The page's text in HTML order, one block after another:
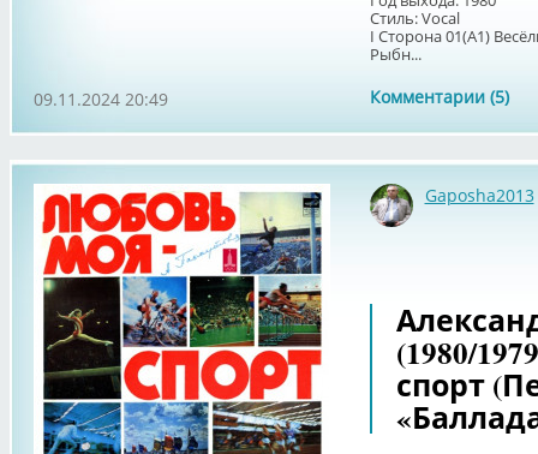
Стиль: Vocal
I Сторона 01(А1)
Рыбн...
Комментарии (5)
09.11.2024 20:49
Gaposha2013
(1980/
спорт